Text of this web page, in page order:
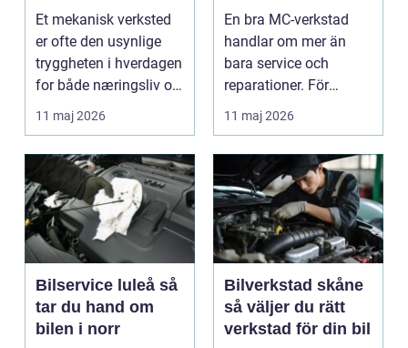
maskinpark
Et mekanisk verksted
er ofte den usynlige
tryggheten i hverdagen
for både næringsliv og
privatperson...
11 maj 2026
motorcykel
En bra MC-verkstad
handlar om mer än
bara service och
reparationer. För
många förare i Skåne
11 maj 2026
Bilservice luleå så
tar du hand om
bilen i norr
Bilverkstad skåne
så väljer du rätt
verkstad för din bil